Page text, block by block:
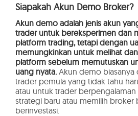
HUBUNGI KAMI
BUKA AKUN
Siapakah Akun Demo Broker?
Akun demo adalah jenis akun
trader untuk bereksperimen dan
platform trading, tetapi dengan
memungkinkan untuk melihat
platform sebelum memutuskan
uang nyata. Akun demo biasanya
trader pemula yang tidak tahu
atau untuk trader
strategi baru atau memilih broker
berinvestasi.